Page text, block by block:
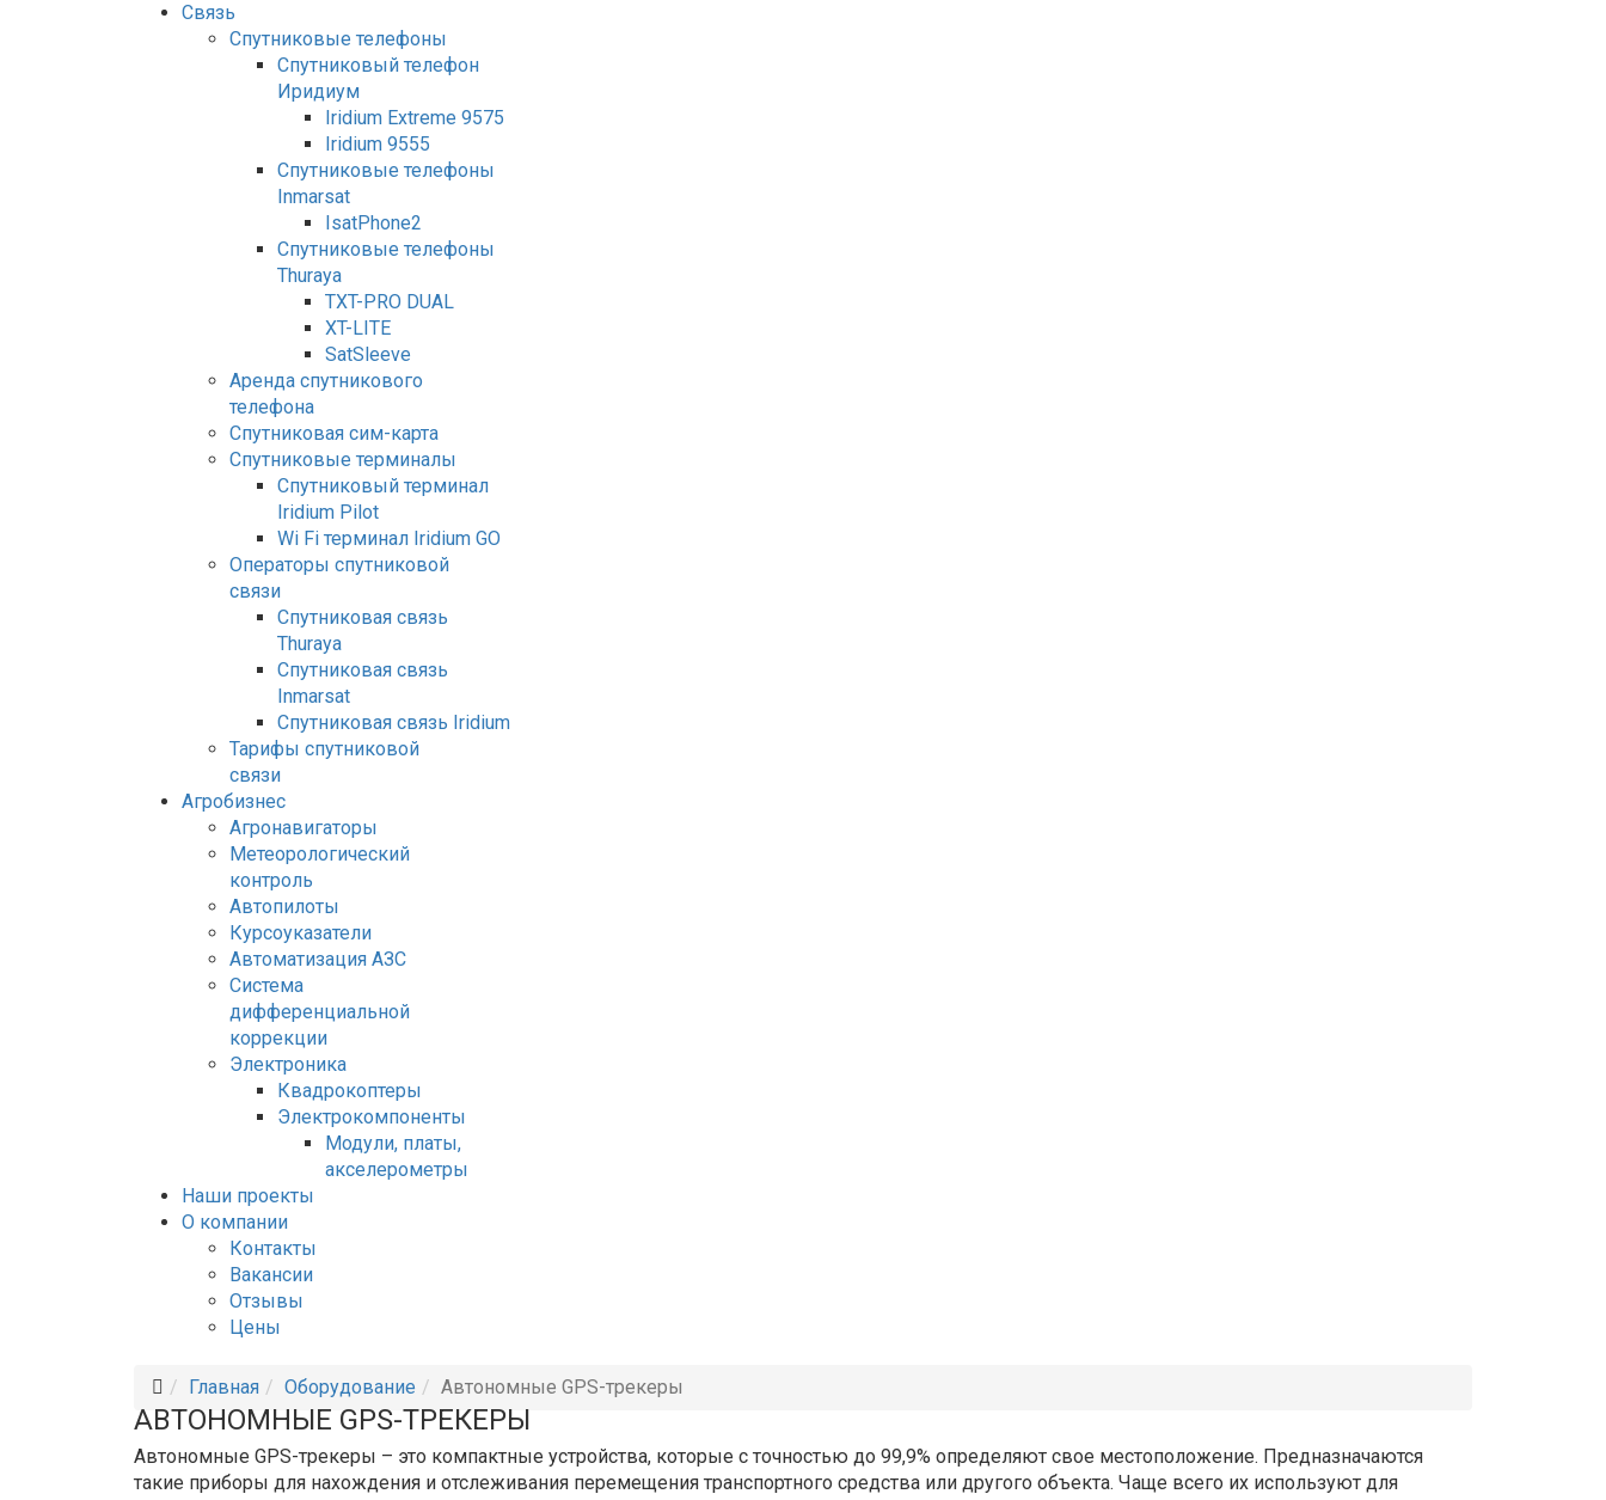
Связь
Спутниковые телефоны
Спутниковый телефон
Иридиум
Iridium Extreme 9575
Iridium 9555
Спутниковые телефоны
Inmarsat
IsatPhone2
Спутниковые телефоны
Thuraya
TXT-PRO DUAL
XT-LITE
SatSleeve
Аренда спутникового
телефона
Спутниковая сим-карта
Спутниковые терминалы
Спутниковый терминал
Iridium Pilot
Wi Fi терминал Iridium GO
Операторы спутниковой
связи
Спутниковая связь
Thuraya
Спутниковая связь
Inmarsat
Спутниковая связь Iridium
Тарифы спутниковой
связи
Агробизнес
Агронавигаторы
Метеорологический
контроль
Автопилоты
Курсоуказатели
Автоматизация АЗС
Система
дифференциальной
коррекции
Электроника
Квадрокоптеры
Электрокомпоненты
Модули, платы,
акселерометры
Наши проекты
О компании
Контакты
Вакансии
Отзывы
Цены
Главная Оборудование Автономные GPS-трекеры
АВТОНОМНЫЕ GPS-ТРЕКЕРЫ
Автономные GPS-трекеры – это компактные устройства, которые с точностью до 99,9% определяют свое местоположение. Предназначаются
такие приборы для нахождения и отслеживания перемещения транспортного средства или другого объекта. Чаще всего их используют для